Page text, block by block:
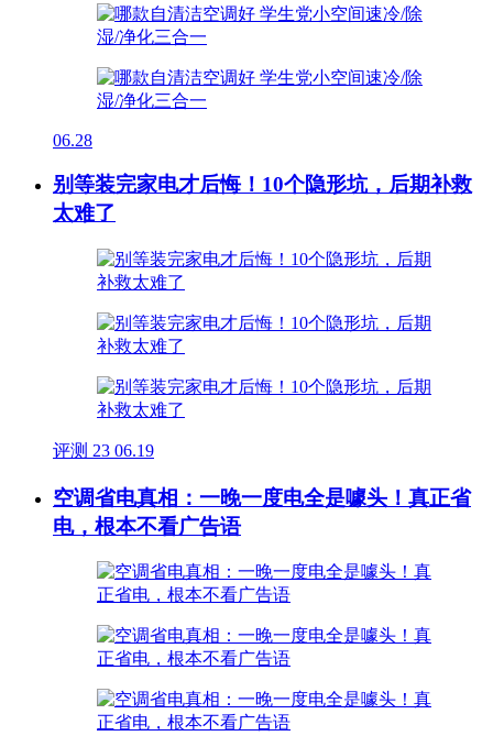
06.28
别等装完家电才后悔！10个隐形坑，后期补救
太难了
评测 23 06.19
空调省电真相：一晚一度电全是噱头！真正省
电，根本不看广告语